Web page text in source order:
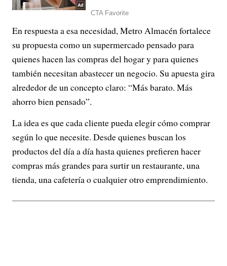
En respuesta a esa necesidad, Metro Almacén fortalece
su propuesta como un supermercado pensado para
quienes hacen las compras del hogar y para quienes
también necesitan abastecer un negocio. Su apuesta gira
alrededor de un concepto claro: “Más barato. Más
ahorro bien pensado”.
La idea es que cada cliente pueda elegir cómo comprar
según lo que necesite. Desde quienes buscan los
productos del día a día hasta quienes prefieren hacer
compras más grandes para surtir un restaurante, una
tienda, una cafetería o cualquier otro emprendimiento.